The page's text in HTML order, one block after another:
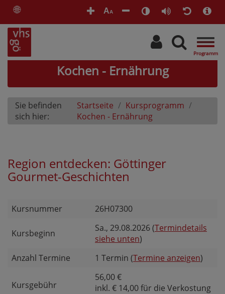
🌐 AA
Kochen - Ernährung
Sie befinden
sich hier:
Startseite
Kursprogramm
Kochen - Ernährung
Region entdecken: Göttinger
Gourmet-Geschichten
Kursnummer 26H07300
Kursbeginn Sa., 29.08.2026 (Termindetails
siehe unten)
Anzahl Termine
1 Termin (Termine anzeigen)
Kursgebühr
56,00 €
inkl. € 14,00 für die Verkostung